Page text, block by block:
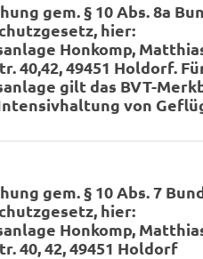
gem. § 10 Abs. 8a
hier:
Honkomp,
40,42, 49451 Holdorf.
gilt das BVT-
von
gem. § 10 Abs. 7
hier:
Honkomp,
40, 42, 49451 Holdorf